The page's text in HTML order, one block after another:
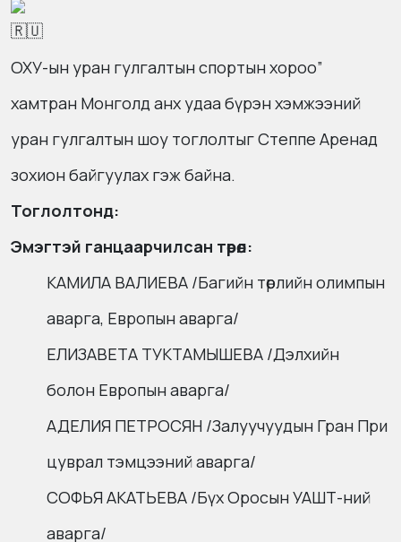
ОХУ-ын уран гулгалтын спортын хороо”
хамтран Монголд анх удаа бүрэн хэмжээний
уран гулгалтын шоу тоглолтыг Степпе Аренад
зохион байгуулах гэж байна.
Тоглолтонд:
Эмэгтэй ганцаарчилсан төрөл:
КАМИЛА ВАЛИЕВА /Багийн төрлийн олимпын
аварга, Европын аварга/
ЕЛИЗАВЕТА ТУКТАМЫШЕВА /Дэлхийн
болон Европын аварга/
АДЕЛИЯ ПЕТРОСЯН /Залуучуудын Гран При
цуврал тэмцээний аварга/
СОФЬЯ АКАТЬЕВА /Бүх Оросын УАШТ-ний
аварга/